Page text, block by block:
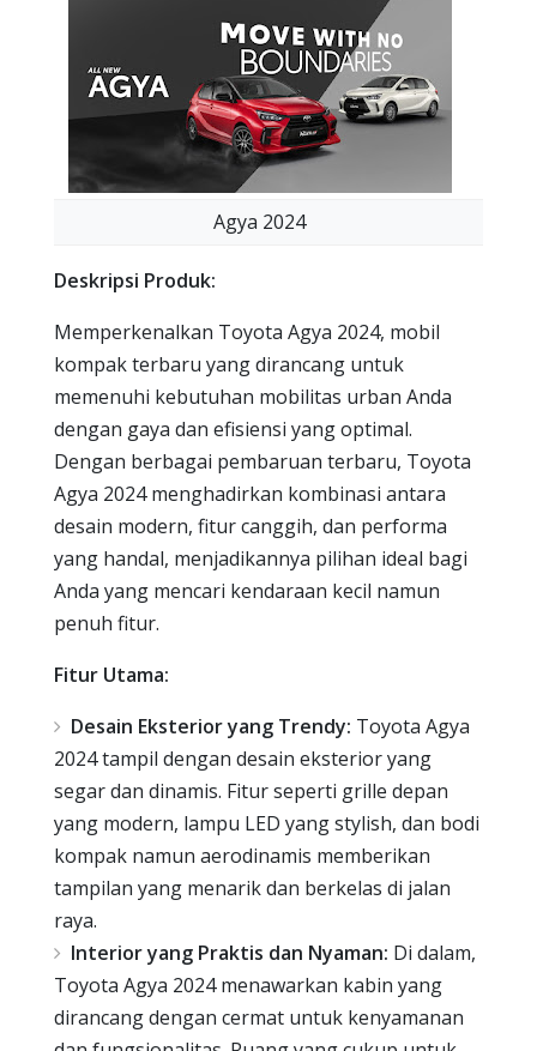
Agya 2024
Deskripsi Produk:
Memperkenalkan Toyota Agya 2024, mobil
kompak terbaru yang dirancang untuk
memenuhi kebutuhan mobilitas urban Anda
dengan gaya dan efisiensi yang optimal.
Dengan berbagai pembaruan terbaru, Toyota
Agya 2024 menghadirkan kombinasi antara
desain modern, fitur canggih, dan performa
yang handal, menjadikannya pilihan ideal bagi
Anda yang mencari kendaraan kecil namun
penuh fitur.
Fitur Utama:
Desain Eksterior yang Trendy: Toyota Agya
2024 tampil dengan desain eksterior yang
segar dan dinamis. Fitur seperti grille depan
yang modern, lampu LED yang stylish, dan bodi
kompak namun aerodinamis memberikan
tampilan yang menarik dan berkelas di jalan
raya.
Interior yang Praktis dan Nyaman: Di dalam,
Toyota Agya 2024 menawarkan kabin yang
dirancang dengan cermat untuk kenyamanan